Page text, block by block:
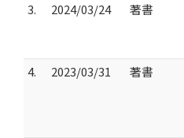
3.
2024/03/24 著書
4.
2023/03/31 著書